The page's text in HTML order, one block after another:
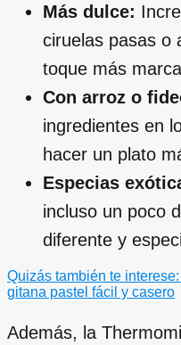
Más dulce:
ciruelas pasas o
toque más
Con arroz o
ingredientes en
hacer un plato
Especias
incluso un poco
diferente y
Quizás también te interese:
gitana pastel fácil y casero
Además, la